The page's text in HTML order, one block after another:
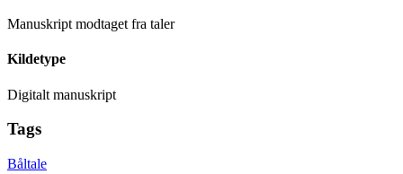
Manuskript modtaget fra taler
Kildetype
Digitalt manuskript
Tags
Båltale